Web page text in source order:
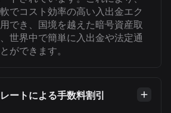
でコスト効率の高い入出金エク
でき、国境を越えた暗号資産取
世界中で簡単に入出金や法定通
ができます。
ートによる手数料割引